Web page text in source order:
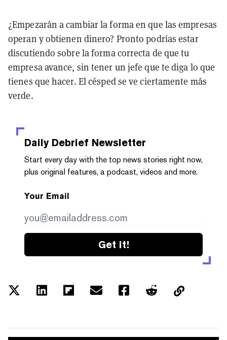
¿Empezarán a cambiar la forma en que las empresas
operan y obtienen dinero? Pronto podrías estar
discutiendo sobre la forma correcta de que tu
empresa avance, sin tener un jefe que te diga lo que
tienes que hacer. El césped se ve ciertamente más
verde.
Daily Debrief Newsletter
Start every day with the top news stories right now,
plus original features, a podcast, videos and more.
Your Email
Get it!